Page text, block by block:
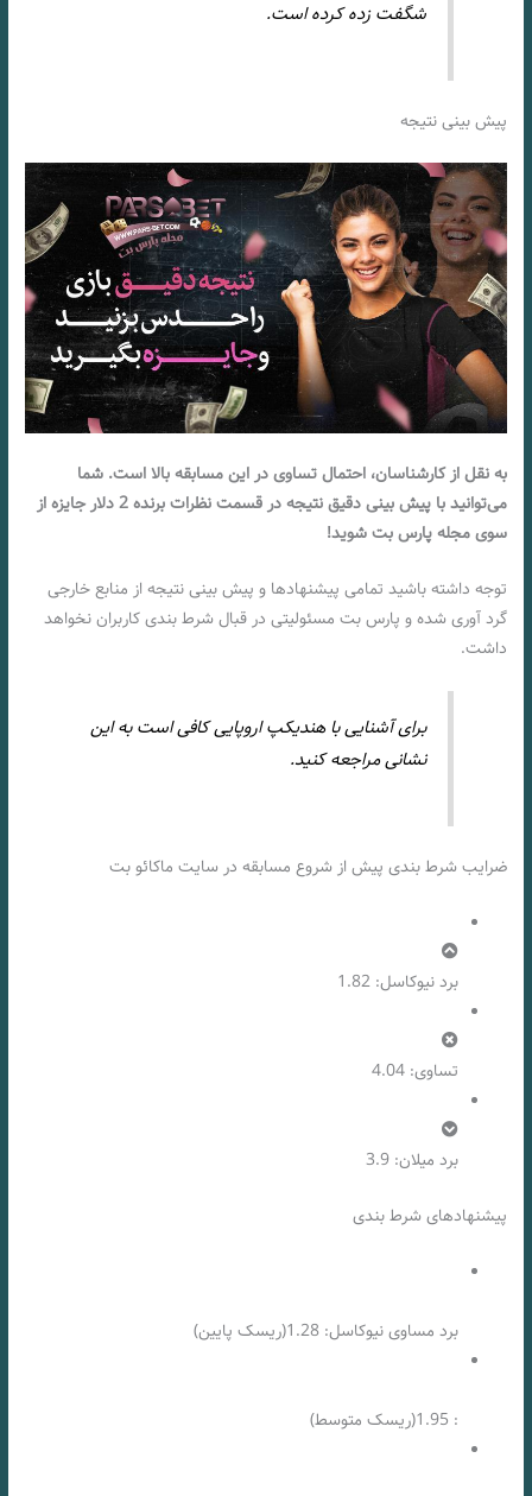
شگفت زده کرده است.
پیش بینی نتیجه
به نقل از کارشناسان، احتمال تساوی در این مسابقه بالا است. شما
می‌توانید با پیش بینی دقیق نتیجه در قسمت نظرات برنده 2 دلار جایزه از
سوی مجله پارس بت شوید!
توجه داشته باشید تمامی پیشنهادها و پیش بینی نتیجه از منابع خارجی
گرد آوری شده و پارس بت مسئولیتی در قبال شرط بندی کاربران نخواهد
داشت.
برای آشنایی با هندیکپ اروپایی کافی است به این
نشانی مراجعه کنید.
ضرایب شرط بندی پیش از شروع مسابقه در سایت ماکائو بت
برد نیوکاسل: 1.82
تساوی: 4.04
برد میلان: 3.9
پیشنهادهای شرط بندی
برد مساوی نیوکاسل: 1.28(ریسک پایین)
: 1.95(ریسک متوسط)